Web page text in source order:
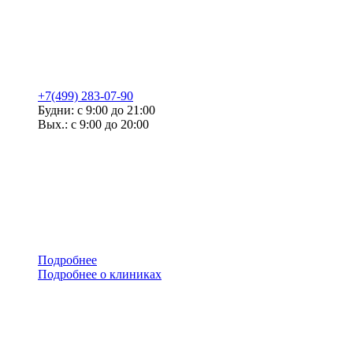
+7(499) 283-07-90
Будни: с 9:00 до 21:00
Вых.: с 9:00 до 20:00
Подробнее
Подробнее о клиниках